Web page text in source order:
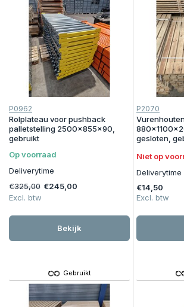
P0962
Rolplateau voor pushback
palletstelling 2500x855x90,
gebruikt
Op voorraad
Deliverytime
€325,00 €245,00
Excl. btw
Bekijk
P2070
gesloten,
Niet op
Deliverytime
€14,50
Excl. btw
Gebruikt